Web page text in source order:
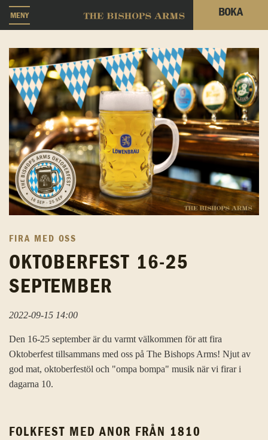
MENY BOKA
FIRA MED OSS
OKTOBERFEST 16-25
SEPTEMBER
2022-09-15 14:00
Den 16-25 september är du varmt välkommen för att fira
Oktoberfest tillsammans med oss på The Bishops Arms! Njut av
god mat, oktoberfestöl och "ompa bompa" musik när vi firar i
dagarna 10.
FOLKFEST MED ANOR FRÅN 1810